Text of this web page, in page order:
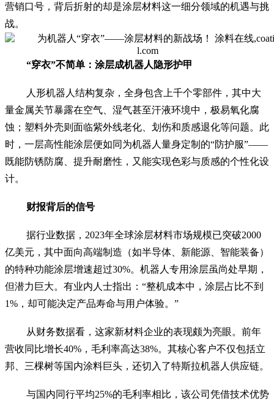
营销口号，背后折射的却是涂层材料这一细分领域的机遇与挑
战。
“穿衣”不简单：涂层成机器人隐形护甲
人形机器人结构复杂，全身包含上千个零部件，其中大
量金属关节暴露在空气、湿气甚至汗液环境中，极易氧化腐
蚀；塑料外壳则面临紫外线老化、划伤和质感退化等问题。此
时，一层高性能涂层便如同为机器人量身定制的“防护服”——
既能防锈防腐、提升耐磨性，又能实现色彩与质感的个性化设
计。
财报背后的信号
据行业数据，2023年全球涂层材料市场规模已突破2000
亿美元，其中面向高端制造（如半导体、新能源、智能装备）
的特种功能涂层增速超过30%。机器人专用涂层虽尚处早期，
但潜力巨大。有业内人士指出：“整机成本中，涂层占比不到
1%，却可能决定产品寿命与用户体验。”
从财务数据看，这家新材料企业的表现颇为亮眼。前年
营收同比增长40%，毛利率高达38%。其核心客户不仅包括立
邦、三棵树等国内涂料巨头，还切入了特斯拉机器人供应链。
与国内同行平均25%的毛利率相比，该公司凭借技术优势